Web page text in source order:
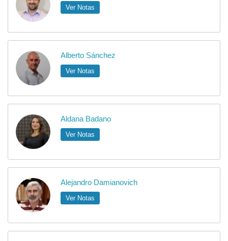
Ver Notas
Alberto Sánchez
Ver Notas
Aldana Badano
Ver Notas
Alejandro Damianovich
Ver Notas